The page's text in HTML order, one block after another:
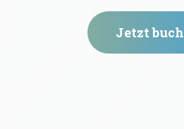
Jetzt